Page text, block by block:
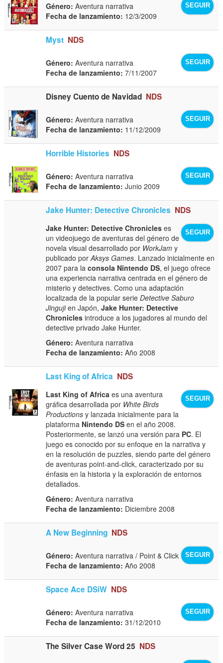
SEGUIR
Género: Aventura narrativa
Fecha de lanzamiento: 12/3/2009
Myst NDS
SEGUIR
Género: Aventura narrativa
Fecha de lanzamiento: 7/11/2007
Disney Cuento de Navidad NDS
SEGUIR
Género: Aventura narrativa
Fecha de lanzamiento: 11/12/2009
Horrible Histories NDS
SEGUIR
Género: Aventura narrativa
Fecha de lanzamiento: Junio 2009
Jake Hunter: Detective Chronicles NDS
SEGUIR
Jake Hunter: Detective Chronicles es
un videojuego de aventuras del género de
novela visual desarrollado por WorkJam y
publicado porAksys Games. Lanzado inicialmente en
2007 para laconsola Nintendo DS, el juego ofrece
una experiencia narrativa centrada en el género de
misterio y detectives. Como una adaptación
localizada de la popular serieDetective Saburo
Jingujien Japón,Jake Hunter: Detective
Chronicles introduce a los jugadores al mundo del
detective privado Jake Hunter.
Género: Aventura narrativa
Fecha de lanzamiento: Año 2008
Last King of Africa NDS
SEGUIR
Last King of Africa es una aventura
gráfica desarrollada por White Birds
Productions y lanzada inicialmente para la
plataforma Nintendo DS en el año 2008.
Posteriormente, se lanzó una versión para PC. El
juego es conocido por su enfoque en la narrativa y
en la resolución de puzzles, siendo parte del género
de aventuras point-and-click, caracterizado por su
énfasis en la historia y la exploración de entornos
detallados.
Género: Aventura narrativa
Fecha de lanzamiento: Diciembre 2008
A New Beginning NDS
SEGUIR
Género: Aventura narrativa / Point & Click
Fecha de lanzamiento: Año 2008
Space Ace DSiW NDS
SEGUIR
Género: Aventura narrativa
Fecha de lanzamiento: 31/12/2010
The Silver Case Word 25 NDS